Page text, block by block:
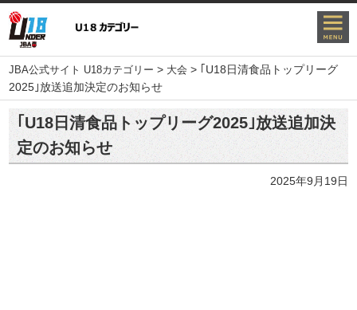
JBA公式サイト U18カテゴリー > 大会 > ｢U18日清食品トップリーグ
2025｣放送追加決定のお知らせ
｢U18日清食品トップリーグ2025｣放送追加決
定のお知らせ
2025年9月19日